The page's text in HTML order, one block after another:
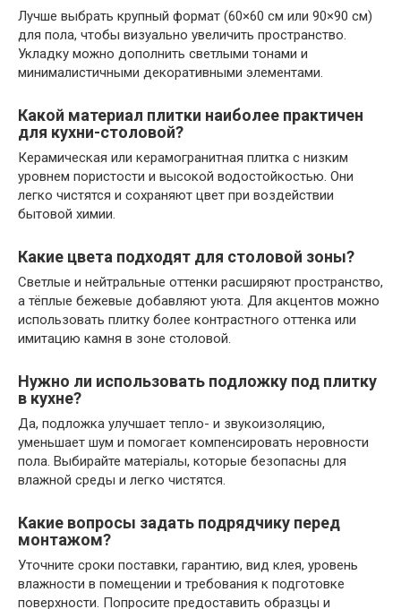
Лучше выбрать крупный формат (60×60 см или 90×90 см)
для пола, чтобы визуально увеличить пространство.
Укладку можно дополнить светлыми тонами и
минималистичными декоративными элементами.
Какой материал плитки наиболее практичен
для кухни-столовой?
Керамическая или керамогранитная плитка с низким
уровнем пористости и высокой водостойкостью. Они
легко чистятся и сохраняют цвет при воздействии
бытовой химии.
Какие цвета подходят для столовой зоны?
Светлые и нейтральные оттенки расширяют пространство,
а тёплые бежевые добавляют уюта. Для акцентов можно
использовать плитку более контрастного оттенка или
имитацию камня в зоне столовой.
Нужно ли использовать подложку под плитку
в кухне?
Да, подложка улучшает тепло- и звукоизоляцию,
уменьшает шум и помогает компенсировать неровности
пола. Выбирайте матеріалы, которые безопасны для
влажной среды и легко чистятся.
Какие вопросы задать подрядчику перед
монтажом?
Уточните сроки поставки, гарантию, вид клея, уровень
влажности в помещении и требования к подготовке
поверхности. Попросите предоставить образцы и